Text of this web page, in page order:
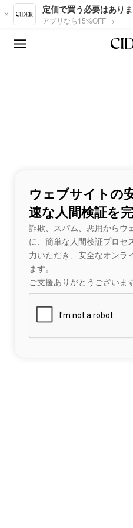
Skip to main content
定価で買う必要はありま
アプリなら15%OFF →
ウェブサイトの
速な人間検証を
詐欺、スパム、悪用からウ
に、簡単な人間検証プロセ
力いただき、安全なオンラ
ます。
ご支援ありがとうございます